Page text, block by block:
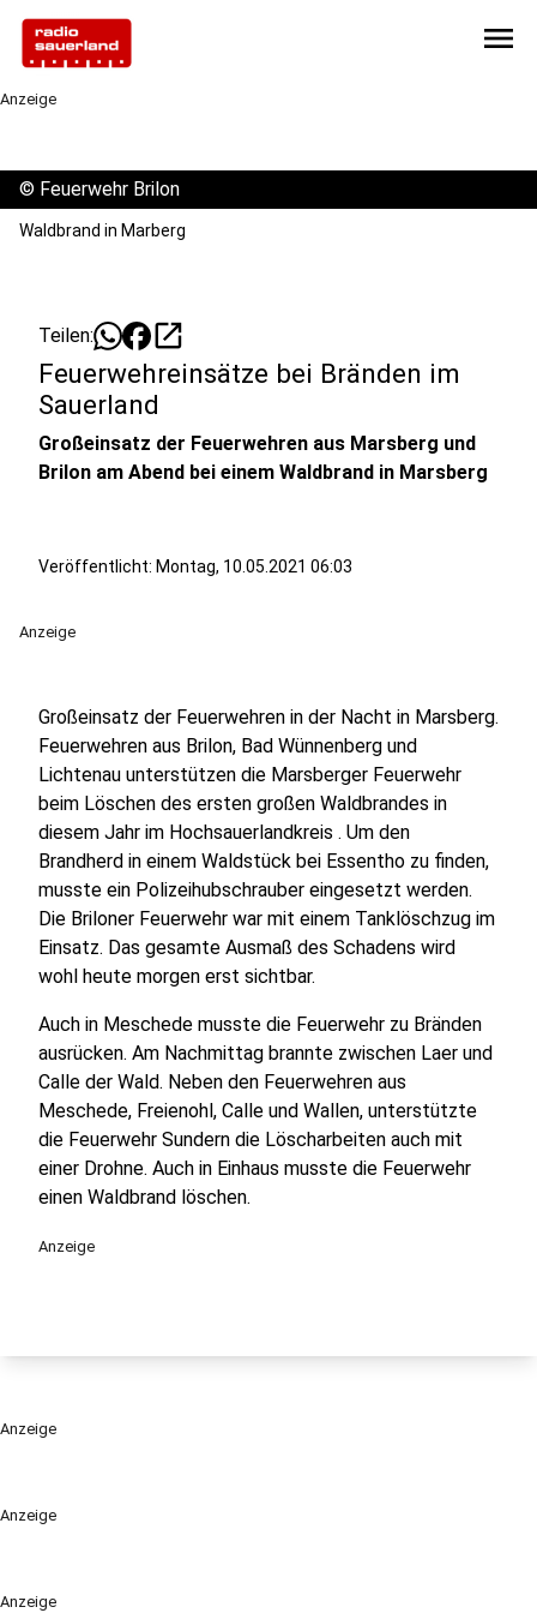
menu
Anzeige
Anzeige
Anzeige
© Feuerwehr Brilon
Waldbrand in Marberg
Teilen: open_in_new
Feuerwehreinsätze bei Bränden im
Sauerland
Großeinsatz der Feuerwehren aus Marsberg und
Brilon am Abend bei einem Waldbrand in Marsberg
Veröffentlicht: Montag, 10.05.2021 06:03
Anzeige
Großeinsatz der Feuerwehren in der Nacht in Marsberg.
Feuerwehren aus Brilon, Bad Wünnenberg und
Lichtenau unterstützen die Marsberger Feuerwehr
beim Löschen des ersten großen Waldbrandes in
diesem Jahr im Hochsauerlandkreis . Um den
Brandherd in einem Waldstück bei Essentho zu finden,
musste ein Polizeihubschrauber eingesetzt werden.
Die Briloner Feuerwehr war mit einem Tanklöschzug im
Einsatz. Das gesamte Ausmaß des Schadens wird
wohl heute morgen erst sichtbar.
Auch in Meschede musste die Feuerwehr zu Bränden
ausrücken. Am Nachmittag brannte zwischen Laer und
Calle der Wald. Neben den Feuerwehren aus
Meschede, Freienohl, Calle und Wallen, unterstützte
die Feuerwehr Sundern die Löscharbeiten auch mit
einer Drohne. Auch in Einhaus musste die Feuerwehr
einen Waldbrand löschen.
Anzeige
Anzeige